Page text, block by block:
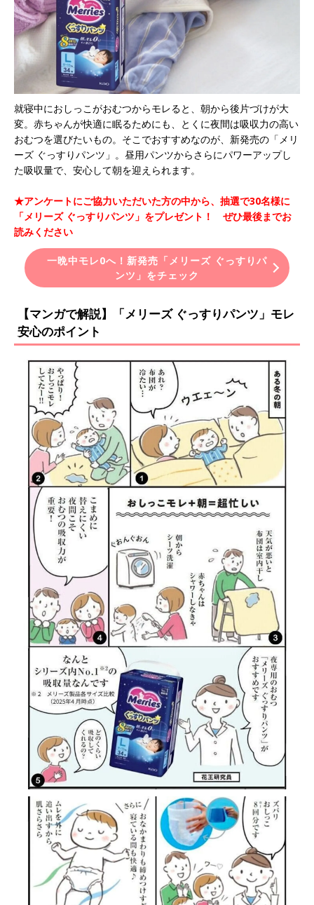
就寝中におしっこがおむつからモレると、朝から後片づけが大
変。赤ちゃんが快適に眠るためにも、とくに夜間は吸収力の高い
おむつを選びたいもの。そこでおすすめなのが、新発売の「メリ
ーズ ぐっすりパンツ」。昼用パンツからさらにパワーアップし
た吸収量で、安心して朝を迎えられます。
★アンケートにご協力いただいた方の中から、抽選で30名様に
「メリーズ ぐっすりパンツ」をプレゼント！ ぜひ最後までお
読みください
一晩中モレ0へ！新発売「メリーズ ぐっすりパ
ンツ」をチェック
【マンガで解説】「メリーズ ぐっすりパンツ」モレ
安心のポイント